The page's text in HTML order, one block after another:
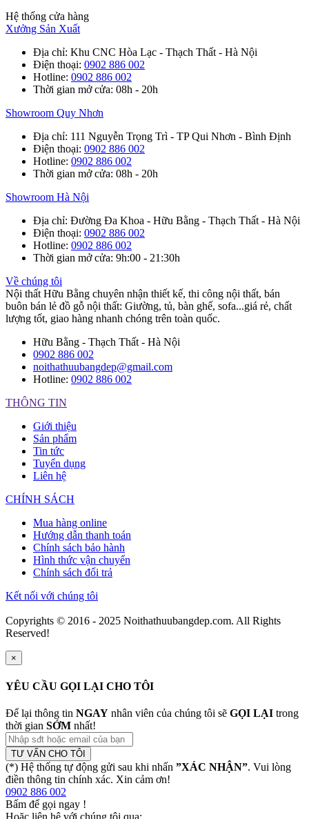
Hệ thống cửa hàng
Xưởng Sản Xuất
Địa chỉ: Khu CNC Hòa Lạc - Thạch Thất - Hà Nội
Điện thoại: 0902 886 002
Hotline: 0902 886 002
Thời gian mở cửa: 08h - 20h
Showroom Quy Nhơn
Địa chỉ: 111 Nguyễn Trọng Trì - TP Qui Nhơn - Bình Định
Điện thoại: 0902 886 002
Hotline: 0902 886 002
Thời gian mở cửa: 08h - 20h
Showroom Hà Nội
Địa chỉ: Đường Đa Khoa - Hữu Bằng - Thạch Thất - Hà Nội
Điện thoại: 0902 886 002
Hotline: 0902 886 002
Thời gian mở cửa: 9h:00 - 21:30h
Về chúng tôi
Nội thất Hữu Bằng chuyên nhận thiết kế, thi công nội thất, bán
buôn bán lẻ đồ gỗ nội thất: Giường, tủ, bàn ghế, sofa...giá rẻ, chất
lượng tốt, giao hàng nhanh chóng trên toàn quốc.
Hữu Bằng - Thạch Thất - Hà Nội
0902 886 002
noithathuubangdep@gmail.com
Hotline: 0902 886 002
THÔNG TIN
Giới thiệu
Sản phẩm
Tin tức
Tuyển dụng
Liên hệ
CHÍNH SÁCH
Mua hàng online
Hướng dẫn thanh toán
Chính sách bảo hành
Hình thức vận chuyển
Chính sách đổi trả
Kết nối với chúng tôi
Copyrights © 2016 - 2025 Noithathuubangdep.com. All Rights
Reserved!
×
YÊU CẦU GỌI LẠI CHO TÔI
Để lại thông tin NGAY nhân viên của chúng tôi sẽ GỌI LẠI trong
thời gian SỚM nhất!
TƯ VẤN CHO TÔI
(*) Hệ thống tự động gửi sau khi nhấn ”XÁC NHẬN”. Vui lòng
điền thông tin chính xác. Xin cảm ơn!
0902 886 002
Bấm để gọi ngay !
Hoặc liên hệ với chúng tôi qua: